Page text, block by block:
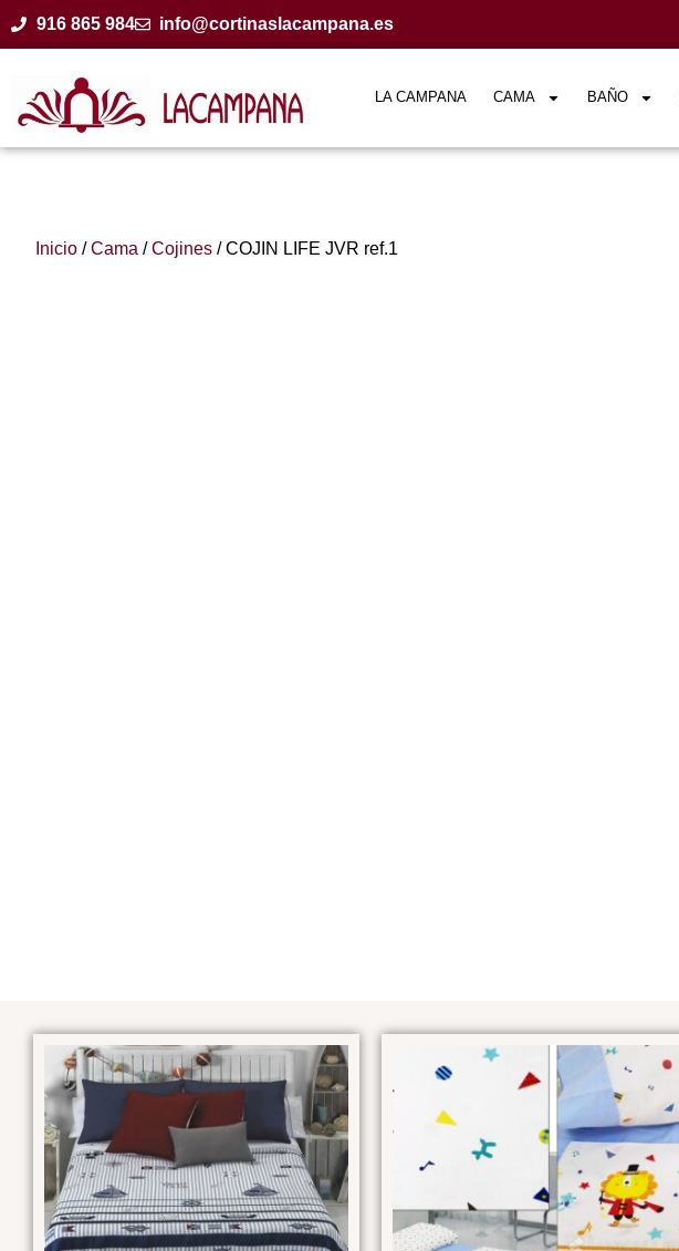
916 865 984 info@cortinaslacampana.es
LA CAMPANA CAMA BAÑO
Inicio /Cama /Cojines / COJIN LIFE JVR ref.1